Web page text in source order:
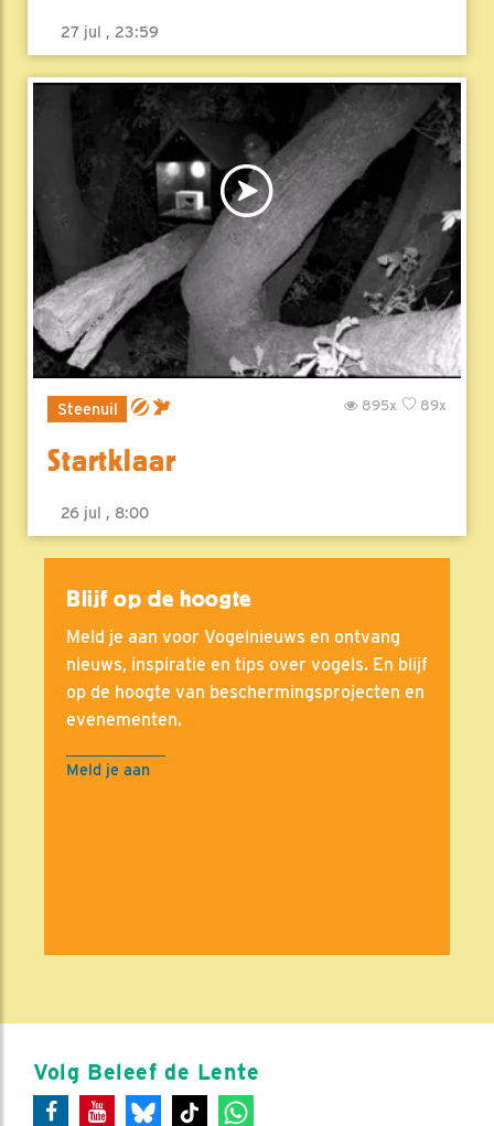
27 jul , 23:59
Steenuil 89x
895x
Startklaar
26 jul , 8:00
Blijf op de hoogte
Meld je aan voor Vogelnieuws en ontvang
nieuws, inspiratie en tips over vogels. En blijf
op de hoogte van beschermingsprojecten en
evenementen.
Meld je aan
Volg Beleef de Lente